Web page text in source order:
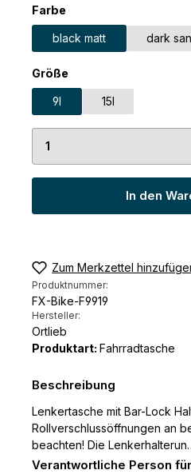
Farbeauswählen
black matt dark
Größeauswählen
9l 15l
Produkt Anzahl: Gib
In den
Zum Merkzettel
Produktnummer:
FX-Bike-F9919
Hersteller:
Ortlieb
Produktart: Fahrradtasche
Beschreibung
Lenkertasche mit Bar-Lock
Rollverschlussöffnungen an
beachten! Die
Verantwortliche Person